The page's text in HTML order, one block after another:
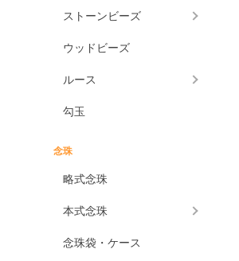
ストーンビーズ
ウッドビーズ
ルース
勾玉
念珠
略式念珠
本式念珠
念珠袋・ケース